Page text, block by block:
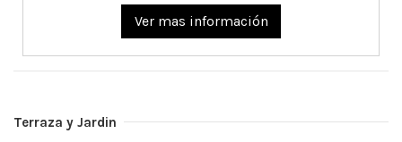
Ver mas información
Terraza y Jardin